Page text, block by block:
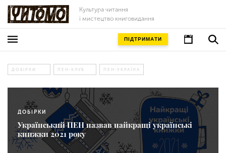
Культура читання
і мистецтво книговидання
ПІДТРИМАТИ
ДОБІРКИ ПЕН-КЛУБ ПЕН-УКРАЇНА
ДОБІРКИ
Український ПЕН назвав найкращі українські
книжки 2021 року